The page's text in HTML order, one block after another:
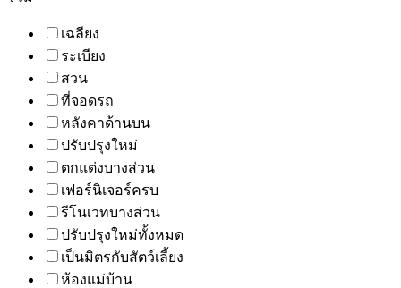
เฉลียง
ระเบียง
สวน
ที่จอดรถ
หลังคาด้านบน
ปรับปรุงใหม่
ตกแต่งบางส่วน
เฟอร์นิเจอร์ครบ
รีโนเวทบางส่วน
ปรับปรุงใหม่ทั้งหมด
เป็นมิตรกับสัตว์เลี้ยง
ห้องแม่บ้าน